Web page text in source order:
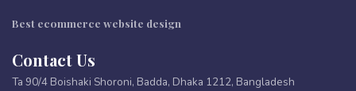
Best ecommerce website design
Contact Us
Ta 90/4 Boishaki Shoroni, Badda, Dhaka 1212, Bangladesh